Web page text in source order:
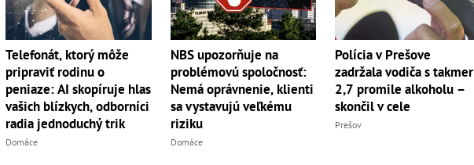
Telefonát, ktorý môže
pripraviť rodinu o
peniaze: AI skopíruje hlas
vašich blízkych, odborníci
radia jednoduchý trik
Domáce
NBS upozorňuje na
problémovú spoločnosť:
Nemá oprávnenie, klienti
sa vystavujú veľkému
riziku
Domáce
Polícia v Prešove
zadržala vodiča s takmer
2,7 promile alkoholu –
skončil v cele
Prešov